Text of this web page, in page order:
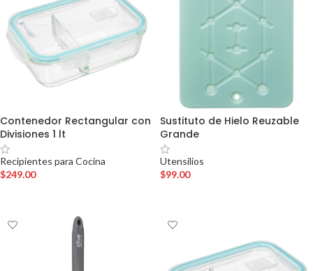
Contenedor Rectangular con
Divisiones 1 lt
Recipientes para Cocina
$249.00
Sustituto de Hielo Reuzable
Grande
Utensilios
$99.00